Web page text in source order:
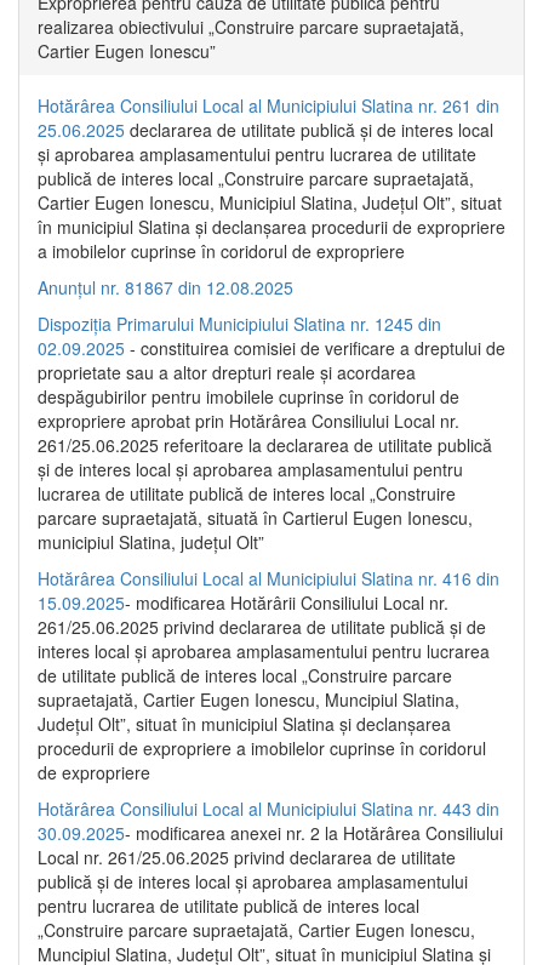
realizarea obiectivului „Construire parcare supraetajată,
Cartier Eugen Ionescu”
Hotărârea Consiliului Local al Municipiului Slatina nr. 261 din
25.06.2025 declararea de utilitate publică și de interes local
și aprobarea amplasamentului pentru lucrarea de utilitate
publică de interes local „Construire parcare supraetajată,
Cartier Eugen Ionescu, Municipiul Slatina, Județul Olt”, situat
în municipiul Slatina și declanșarea procedurii de expropriere
a imobilelor cuprinse în coridorul de expropriere
Anunțul nr. 81867 din 12.08.2025
Dispoziția Primarului Municipiului Slatina nr. 1245 din
02.09.2025 - constituirea comisiei de verificare a dreptului de
proprietate sau a altor drepturi reale și acordarea
despăgubirilor pentru imobilele cuprinse în coridorul de
expropriere aprobat prin Hotărârea Consiliului Local nr.
261/25.06.2025 referitoare la declararea de utilitate publică
și de interes local și aprobarea amplasamentului pentru
lucrarea de utilitate publică de interes local „Construire
parcare supraetajată, situată în Cartierul Eugen Ionescu,
municipiul Slatina, județul Olt”
Hotărârea Consiliului Local al Municipiului Slatina nr. 416 din
15.09.2025- modificarea Hotărârii Consiliului Local nr.
261/25.06.2025 privind declararea de utilitate publică și de
interes local și aprobarea amplasamentului pentru lucrarea
de utilitate publică de interes local „Construire parcare
supraetajată, Cartier Eugen Ionescu, Muncipiul Slatina,
Județul Olt”, situat în municipiul Slatina și declanșarea
procedurii de expropriere a imobilelor cuprinse în coridorul
de expropriere
Hotărârea Consiliului Local al Municipiului Slatina nr. 443 din
30.09.2025- modificarea anexei nr. 2 la Hotărârea Consiliului
Local nr. 261/25.06.2025 privind declararea de utilitate
publică şi de interes local şi aprobarea amplasamentului
pentru lucrarea de utilitate publică de interes local
„Construire parcare supraetajată, Cartier Eugen Ionescu,
Muncipiul Slatina, Judeţul Olt”, situat în municipiul Slatina şi